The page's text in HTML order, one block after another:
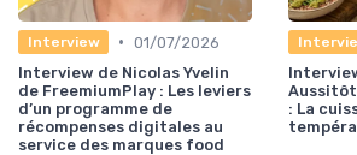
Interview • 01/07/2026
Interview de Nicolas Yvelin
de FreemiumPlay : Les leviers
d’un programme de
récompenses digitales au
service des marques food
Aussitôt
: La